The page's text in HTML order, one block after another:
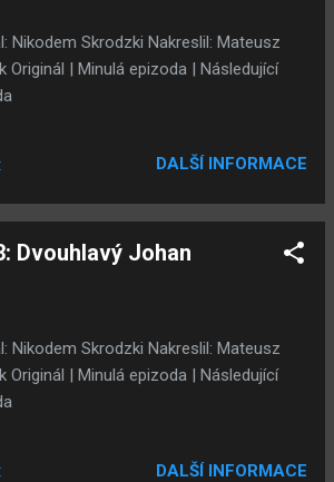
Nikodem Skrodzki Nakreslil: Mateusz
Originál | Minulá epizoda | Následující
DALŠÍ INFORMACE
Dvouhlavý Johan
Nikodem Skrodzki Nakreslil: Mateusz
Originál | Minulá epizoda | Následující
DALŠÍ INFORMACE